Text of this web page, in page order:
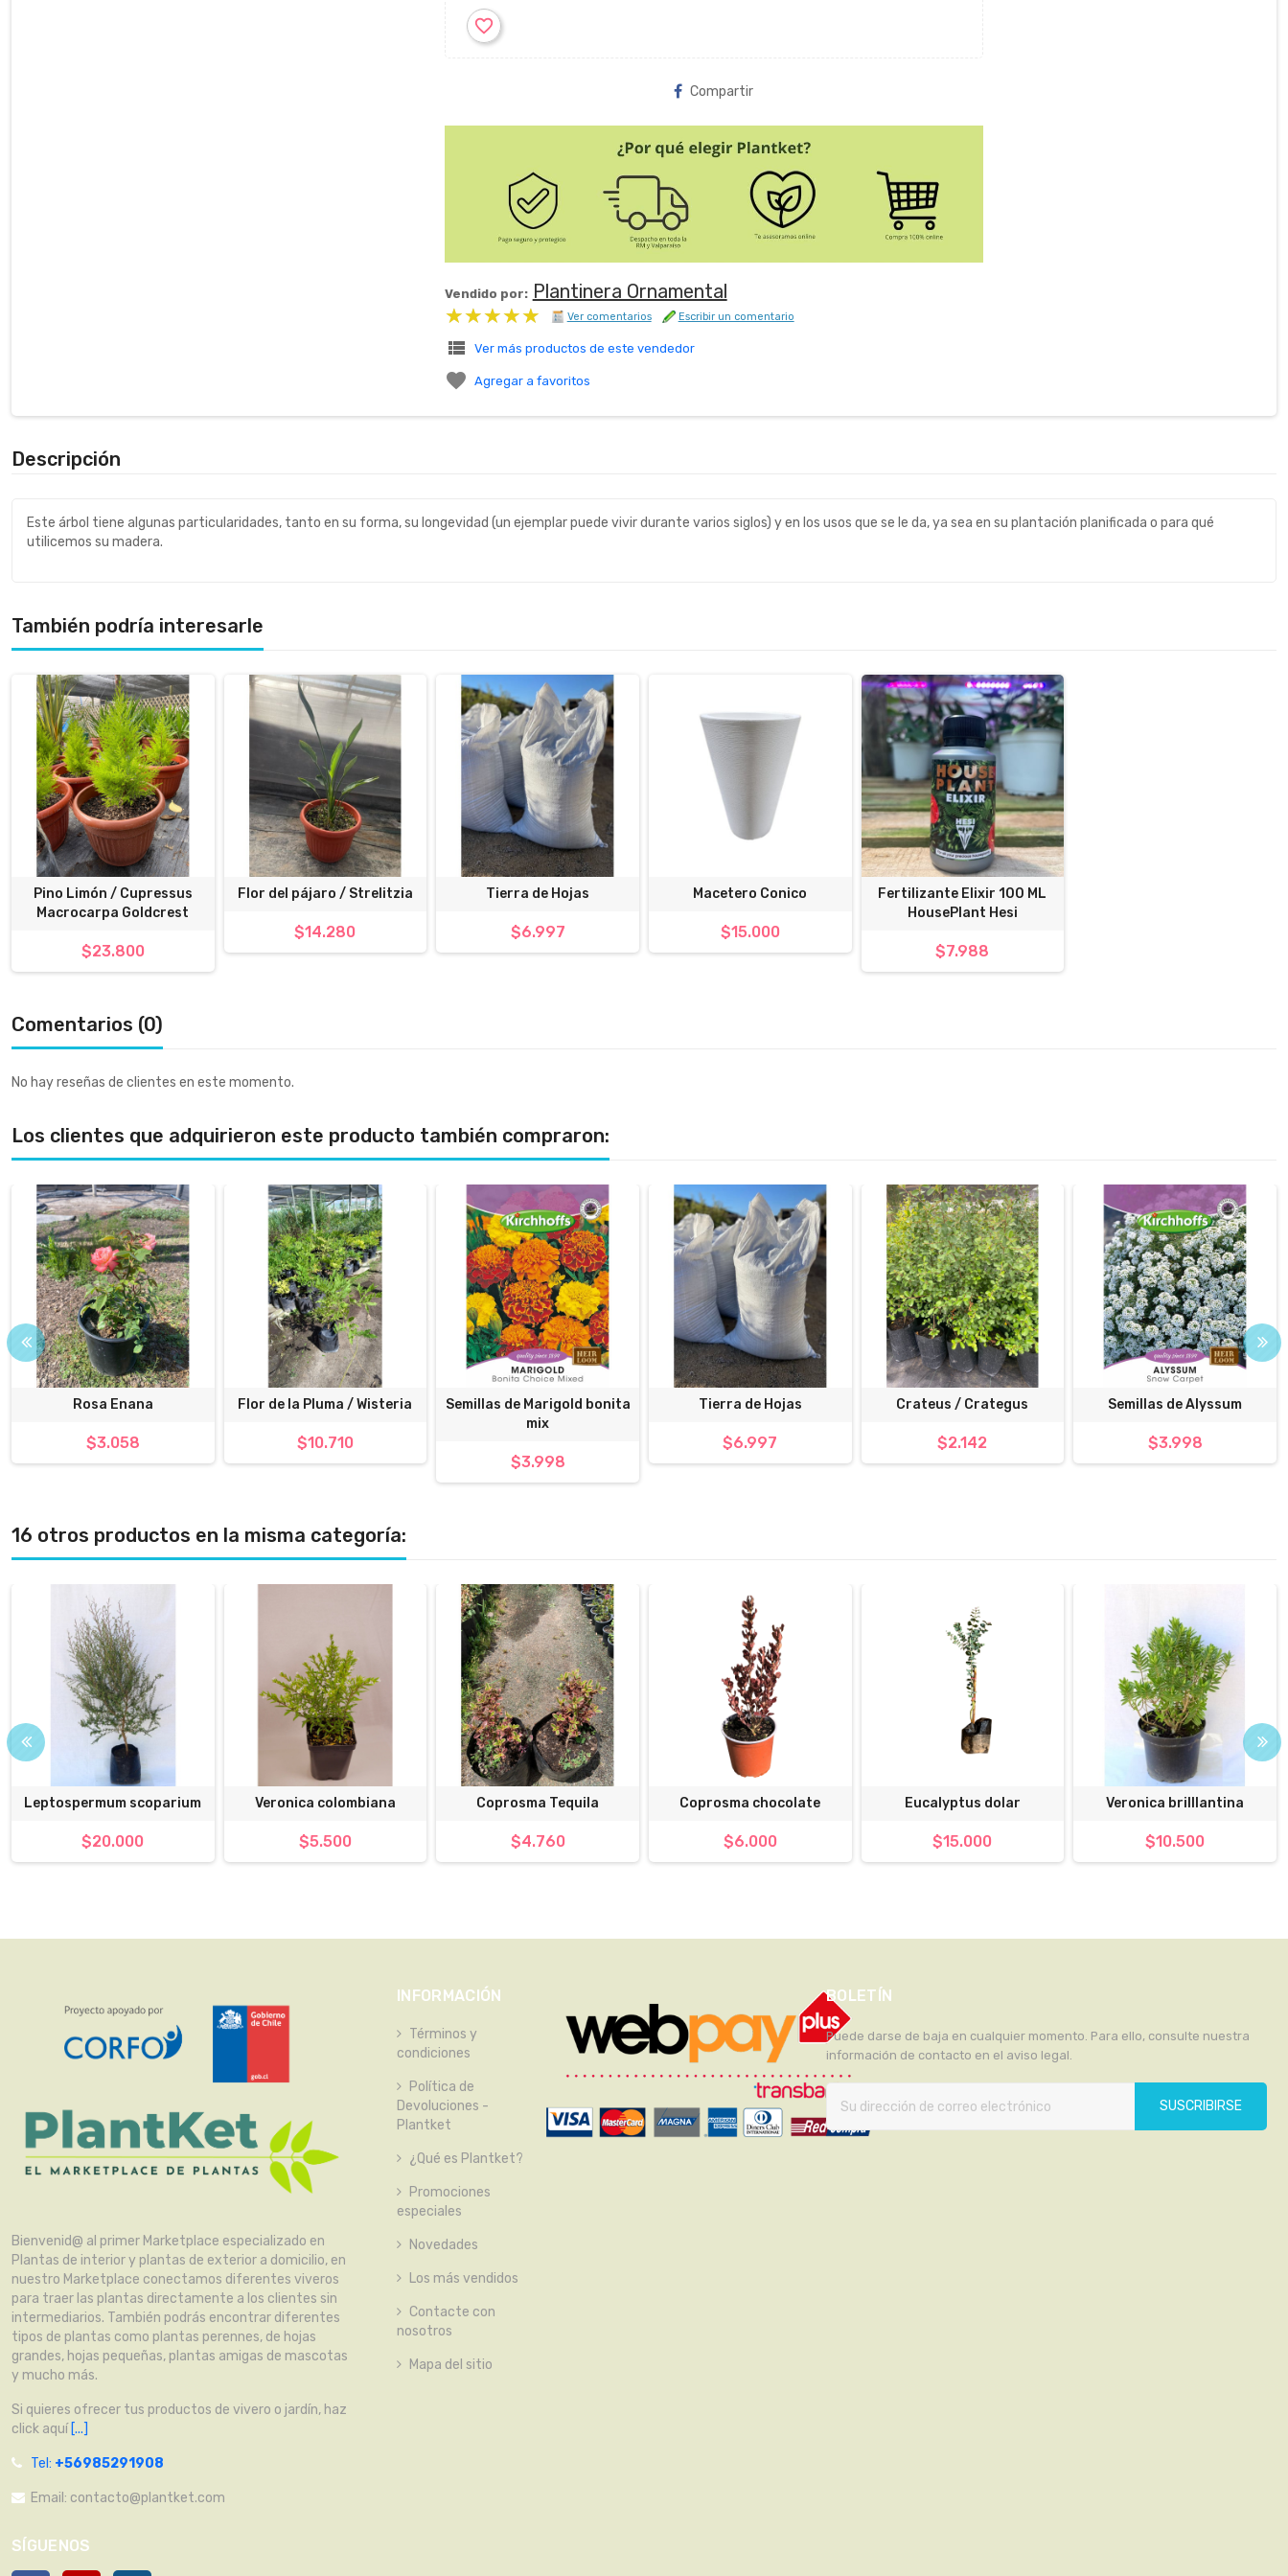
favorite_border
Compartir
Vendido por: Plantinera Ornamental
★★★★★
★★★★★ Ver comentarios Escribir un comentario
view_list Ver más productos de este vendedor
 Agregar a favoritos
Descripción
Este árbol tiene algunas particularidades, tanto en su forma, su longevidad (un ejemplar puede vivir durante varios siglos) y en los usos que se le da, ya sea en su plantación planificada o para qué
utilicemos su madera.
También podría interesarle
Pino Limón / Cupressus
Macrocarpa Goldcrest
$23.800
Flor del pájaro / Strelitzia
$14.280
Tierra de Hojas
$6.997
Macetero Conico
$15.000
Fertilizante Elixir 100 ML
HousePlant Hesi
$7.988
Comentarios (0)
No hay reseñas de clientes en este momento.
Los clientes que adquirieron este producto también compraron:
Rosa Enana
$3.058
Flor de la Pluma / Wisteria
$10.710
Semillas de Marigold bonita
mix
$3.998
Tierra de Hojas
$6.997
Crateus / Crategus
$2.142
Semillas de Alyssum
$3.998
16 otros productos en la misma categoría:
Leptospermum scoparium
$20.000
Veronica colombiana
$5.500
Coprosma Tequila
$4.760
Coprosma chocolate
$6.000
Eucalyptus dolar
$15.000
Veronica brilllantina
$10.500
Bienvenid@ al primer Marketplace especializado en
Plantas de interior y plantas de exterior a domicilio, en
nuestro Marketplace conectamos diferentes viveros
para traer las plantas directamente a los clientes sin
intermediarios. También podrás encontrar diferentes
tipos de plantas como plantas perennes, de hojas
grandes, hojas pequeñas, plantas amigas de mascotas
y mucho más.
Si quieres ofrecer tus productos de vivero o jardín, haz
click aquí[...]
Tel: +56985291908
Email: contacto@plantket.com
SÍGUENOS
INFORMACIÓN
Términos y
condiciones
Política de
Devoluciones -
Plantket
¿Qué es Plantket?
Promociones
especiales
Novedades
Los más vendidos
Contacte con
nosotros
Mapa del sitio
BOLETÍN
Puede darse de baja en cualquier momento. Para ello, consulte nuestra
información de contacto en el aviso legal.
SUSCRIBIRSE